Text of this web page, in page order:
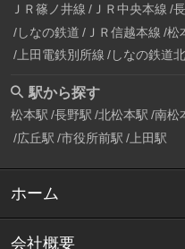
ＪＲ篠ノ井線 ＪＲ中央本線
しなの鉄道 ＪＲ信越本線 松
上田電鉄別所線 しなの鉄道
駅から探す
松本駅 長野駅 北松本駅 南松
広丘駅 市役所前駅 上田駅
ホーム
会社概要